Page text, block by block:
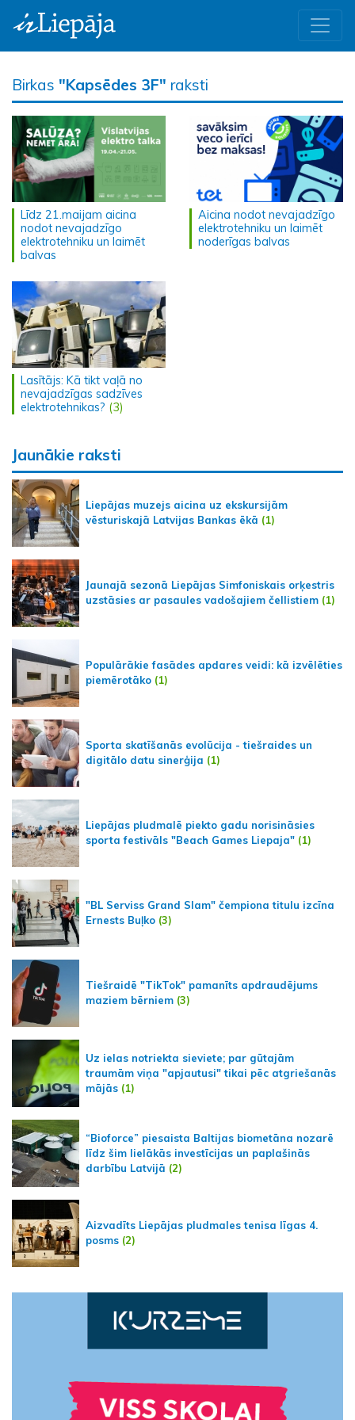
Birkas "Kapsēdes 3F" raksti
Līdz 21.maijam aicina
nodot nevajadzīgo
elektrotehniku un laimēt
balvas
Aicina nodot nevajadzīgo
elektrotehniku un laimēt
noderīgas balvas
Lasītājs: Kā tikt vaļā no
nevajadzīgas sadzīves
elektrotehnikas? (3)
Jaunākie raksti
Liepājas muzejs aicina uz ekskursijām
vēsturiskajā Latvijas Bankas ēkā (1)
Jaunajā sezonā Liepājas Simfoniskais orķestris
uzstāsies ar pasaules vadošajiem čellistiem (1)
Populārākie fasādes apdares veidi: kā izvēlēties
piemērotāko (1)
Sporta skatīšanās evolūcija - tiešraides un
digitālo datu sinerģija (1)
Liepājas pludmalē piekto gadu norisināsies
sporta festivāls "Beach Games Liepaja" (1)
"BL Serviss Grand Slam" čempiona titulu izcīna
Ernests Buļko (3)
Tiešraidē "TikTok" pamanīts apdraudējums
maziem bērniem (3)
Uz ielas notriekta sieviete; par gūtajām
traumām viņa "apjautusi" tikai pēc atgriešanās
mājās (1)
“Bioforce” piesaista Baltijas biometāna nozarē
līdz šim lielākās investīcijas un paplašinās
darbību Latvijā (2)
Aizvadīts Liepājas pludmales tenisa līgas 4.
posms (2)